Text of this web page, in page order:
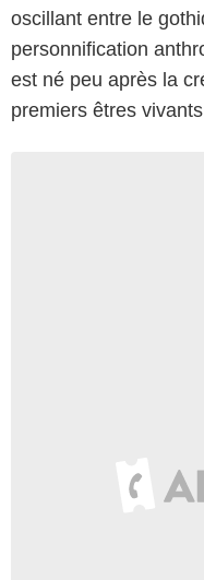
oscillant entre le
personnification
est né peu après la
premiers êtres